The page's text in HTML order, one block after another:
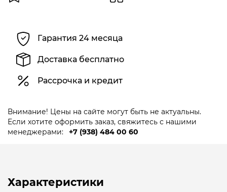
Гарантия 24 месяца
Доставка бесплатно
Рассрочка и кредит
Внимание! Цены на сайте могут быть не актуальны.
Если хотите оформить заказ, свяжитесь с нашими
менеджерами:
+7 (938) 484 00 60
Характеристики